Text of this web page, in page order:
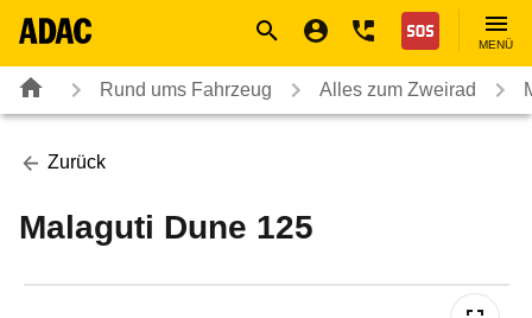
Nothilfe
MENÜ
Rund ums Fahrzeug Alles zum Zweirad
Zurück
Malaguti Dune 125